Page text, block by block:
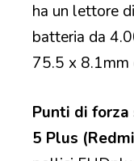
ha un lettore
batteria da
75.5 x 8.1mm
Punti di forza
5 Plus